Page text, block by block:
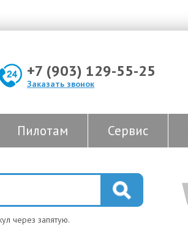
+7 (903) 129-55-25
Заказать звонок
Пилотам Сервис
через запятую.